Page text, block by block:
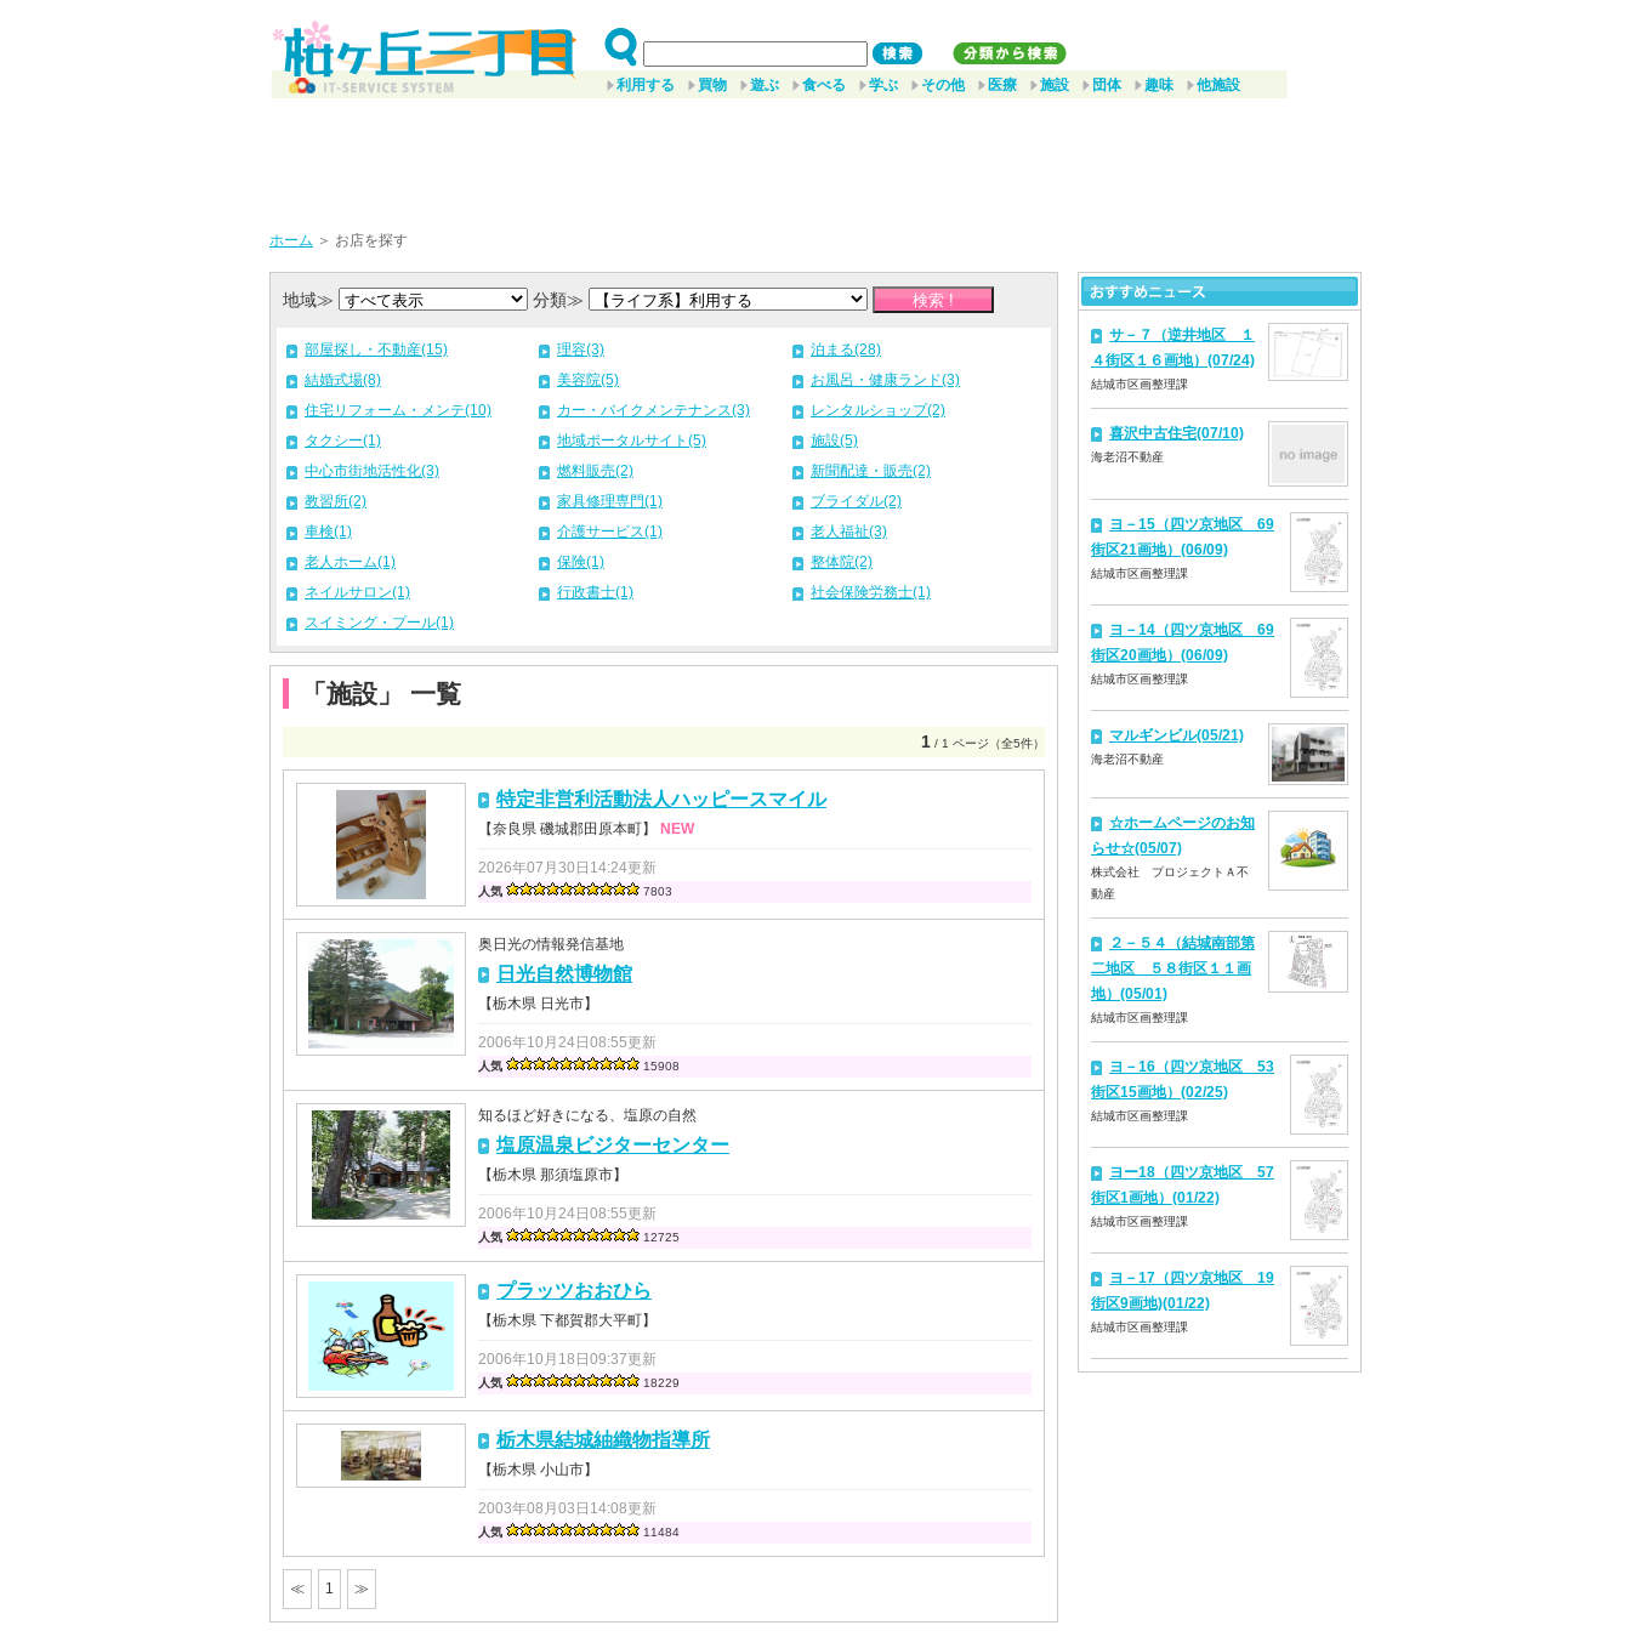
利用する 買物 遊ぶ 食べる 学ぶ その他 医療 施設 団体 趣味 他施設
ホーム ＞ お店を探す
地域≫ 分類≫
部屋探し・不動産(15) 理容(3)
泊まる(28)
結婚式場(8)
美容院(5)
お風呂・健康ランド(3)
住宅リフォーム・メンテ(10)
カー・バイクメンテナンス(3)
レンタルショップ(2)
タクシー(1)
地域ポータルサイト(5)
施設(5)
中心市街地活性化(3)
燃料販売(2)
新聞配達・販売(2)
教習所(2)
家具修理専門(1)
ブライダル(2)
車検(1)
介護サービス(1)
老人福祉(3)
老人ホーム(1)
保険(1)
整体院(2)
ネイルサロン(1)
行政書士(1)
社会保険労務士(1)
スイミング・プール(1)
「施設」 一覧
1 / 1 ページ（全5件）
特定非営利活動法人ハッピースマイル
【奈良県 磯城郡田原本町】 NEW
2026年07月30日14:24更新
人気 7803
奥日光の情報発信基地
日光自然博物館
【栃木県 日光市】
2006年10月24日08:55更新
人気 15908
知るほど好きになる、塩原の自然
塩原温泉ビジターセンター
【栃木県 那須塩原市】
2006年10月24日08:55更新
人気 12725
プラッツおおひら
【栃木県 下都賀郡大平町】
2006年10月18日09:37更新
人気 18229
栃木県結城紬織物指導所
【栃木県 小山市】
2003年08月03日14:08更新
人気 11484
≪ 1 ≫
サ－７（逆井地区 １
４街区１６画地）(07/24)
結城市区画整理課
喜沢中古住宅(07/10)
海老沼不動産
ヨ－15（四ツ京地区 69
街区21画地）(06/09)
結城市区画整理課
ヨ－14（四ツ京地区 69
街区20画地）(06/09)
結城市区画整理課
マルギンビル(05/21)
海老沼不動産
☆ホームページのお知
らせ☆(05/07)
株式会社 プロジェクトＡ不
動産
２－５４（結城南部第
二地区 ５８街区１１画
地）(05/01)
結城市区画整理課
ヨ－16（四ツ京地区 53
街区15画地）(02/25)
結城市区画整理課
ヨー18（四ツ京地区 57
街区1画地）(01/22)
結城市区画整理課
ヨ－17（四ツ京地区 19
街区9画地)(01/22)
結城市区画整理課